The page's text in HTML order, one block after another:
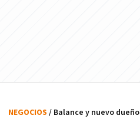
NEGOCIOS / Balance y nuevo dueño